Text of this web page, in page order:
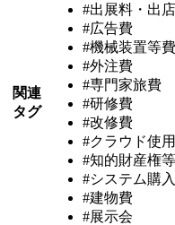
関連
タグ
#出展料・出
#広告費
#機械装置等費
#外注費
#専門家旅費
#研修費
#改修費
#クラウド使
#知的財産権
#システム購
#建物費
#展示会